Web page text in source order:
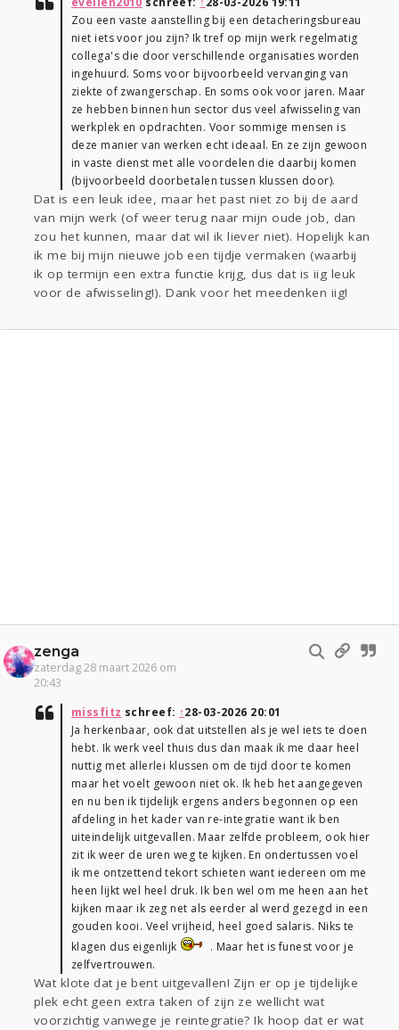
Zou een vaste aanstelling bij een detacheringsbureau
niet iets voor jou zijn? Ik tref op mijn werk regelmatig
collega's die door verschillende organisaties worden
ingehuurd. Soms voor bijvoorbeeld vervanging van
ziekte of zwangerschap. En soms ook voor jaren. Maar
ze hebben binnen hun sector dus veel afwisseling van
werkplek en opdrachten. Voor sommige mensen is
deze manier van werken echt ideaal. En ze zijn gewoon
in vaste dienst met alle voordelen die daarbij komen
(bijvoorbeeld doorbetalen tussen klussen door).
Dat is een leuk idee, maar het past niet zo bij de aard
van mijn werk (of weer terug naar mijn oude job, dan
zou het kunnen, maar dat wil ik liever niet). Hopelijk kan
ik me bij mijn nieuwe job een tijdje vermaken (waarbij
ik op termijn een extra functie krijg, dus dat is iig leuk
voor de afwisseling!). Dank voor het meedenken iig!
zenga
zaterdag 28 maart 2026 om
20:43
missfitz schreef: ↑28-03-2026 20:01
Ja herkenbaar, ook dat uitstellen als je wel iets te doen
hebt. Ik werk veel thuis dus dan maak ik me daar heel
nuttig met allerlei klussen om de tijd door te komen
maar het voelt gewoon niet ok. Ik heb het aangegeven
en nu ben ik tijdelijk ergens anders begonnen op een
afdeling in het kader van re-integratie want ik ben
uiteindelijk uitgevallen. Maar zelfde probleem, ook hier
zit ik weer de uren weg te kijken. En ondertussen voel
ik me ontzettend tekort schieten want iedereen om me
heen lijkt wel heel druk. Ik ben wel om me heen aan het
kijken maar ik zeg net als eerder al werd gezegd in een
gouden kooi. Veel vrijheid, heel goed salaris. Niks te
klagen dus eigenlijk
. Maar het is funest voor je
zelfvertrouwen.
Wat klote dat je bent uitgevallen! Zijn er op je tijdelijke
plek echt geen extra taken of zijn ze wellicht wat
voorzichtig vanwege je reintegratie? Ik hoop dat er wat